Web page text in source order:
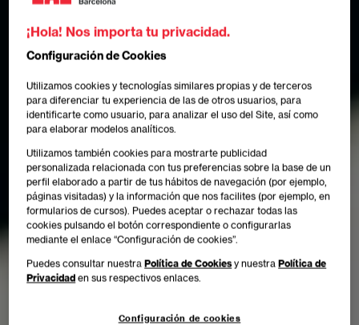
¡Hola! Nos importa tu privacidad.
Configuración de Cookies
Utilizamos cookies y tecnologías similares propias y de terceros
para diferenciar tu experiencia de las de otros usuarios, para
identificarte como usuario, para analizar el uso del Site, así como
para elaborar modelos analíticos.
Utilizamos también cookies para mostrarte publicidad
personalizada relacionada con tus preferencias sobre la base de un
perfil elaborado a partir de tus hábitos de navegación (por ejemplo,
páginas visitadas) y la información que nos facilites (por ejemplo, en
formularios de cursos). Puedes aceptar o rechazar todas las
cookies pulsando el botón correspondiente o configurarlas
mediante el enlace “Configuración de cookies”.
Puedes consultar nuestraPolítica de Cookies y nuestraPolítica de
Privacidad en sus respectivos enlaces.
Configuración de cookies